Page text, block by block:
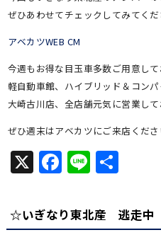
ぜひあわせてチェックしてみてく
アベカツWEB CM
今週もお得な目玉車多数ご用意して
軽自動車館、ハイブリッド＆コンパ
大崎古川店、全店舗元気に営業して
ぜひ週末はアベカツにご来店くだ
X Facebook
Line共
☆いぎなり東北産 逃走